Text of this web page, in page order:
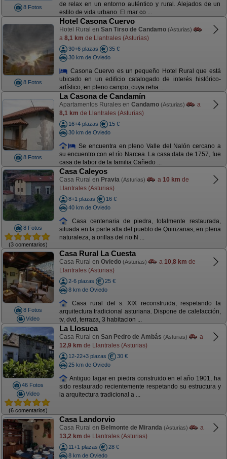
8 Fotos
de relax en un entorno auténtico y rural. Alejados de un
estilo de vida urbano. El mar co ...
8 Fotos
Hotel Casona Cuervo
Hotel Rural en San Tirso de Candamo (Asturias)
a 8,1 km de Llantrales (Asturias)
30+6 plazas
35 €
30 km de Oviedo
Casona Cuervo es un pequeño Hotel Rural que está
ubicado en un edificio catalogado de interés histórico-
artístico, en pleno campo, cuya reha ...
8 Fotos
La Casona de Candamín
Apartamentos Rurales en Candamo (Asturias)
a
8,1 km de Llantrales (Asturias)
16+4 plazas
15 €
30 km de Oviedo
Se encuentra en pleno Valle del Nalón cercano a
su encuentro con el río Narcea. La casa data de 1757, fue
casa de labor de la familia Cañedo ...
8 Fotos
(3 comentarios)
Casa Caleyos
Casa Rural en Pravia (Asturias) a 10 km de
Llantrales (Asturias)
8+1 plazas
16 €
40 km de Oviedo
Casa centenaria de piedra, totalmente restaurada,
situada en la parte alta del pueblo de Quinzanas, en plena
naturaleza, a orillas del rio N ...
8 Fotos
Video
Casa Rural La Cuesta
Casa Rural en Oviedo (Asturias) a 10,8 km de
Llantrales (Asturias)
2-6 plazas
25 €
8 km de Oviedo
Casa rural del s. XIX reconstruida, respetando la
arquitectura tradicional asturiana. Dispone de calefacción,
tv, dvd, terraza, 3 habitacion ...
46 Fotos
Video
(6 comentarios)
La Llosuca
Casa Rural en San Pedro de Ambás (Asturias)
a
12,9 km de Llantrales (Asturias)
12-22+3 plazas
30 €
25 km de Oviedo
Antiguo lagar en piedra construido en el año 1901, ha
sido restaurado recientemente respetando su estructura y
la arquitectura tradicional a ...
Casa Landorvio
Casa Rural en Belmonte de Miranda (Asturias)
a
13,2 km de Llantrales (Asturias)
11+1 plazas
28 €
8 km de Oviedo